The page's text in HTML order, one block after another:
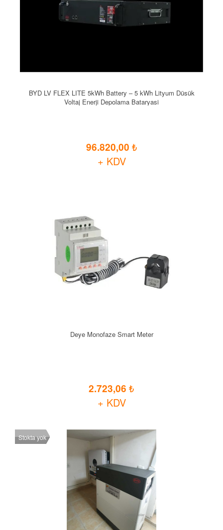
BYD LV FLEX LITE 5kWh Battery – 5 kWh Lityum Düsük
Voltaj Enerji Depolama Bataryasi
96.820,00
+ KDV
Deye Monofaze Smart Meter
2.723,06
+ KDV
Stokta yok